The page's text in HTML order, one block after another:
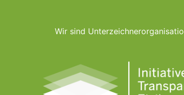
Wir sind